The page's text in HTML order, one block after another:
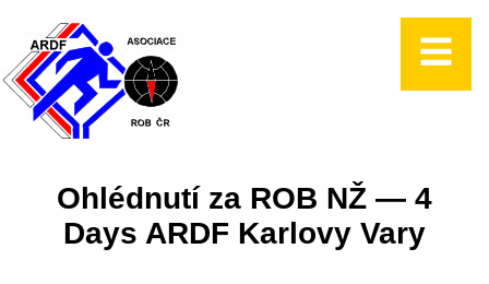
Ohlédnutí za ROB NŽ — 4
Days ARDF Karlovy Vary